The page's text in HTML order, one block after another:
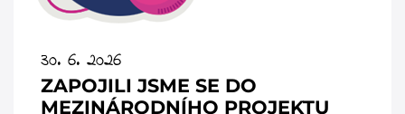
30. 6. 2026
ZAPOJILI JSME SE DO
MEZINÁRODNÍHO PROJEKTU